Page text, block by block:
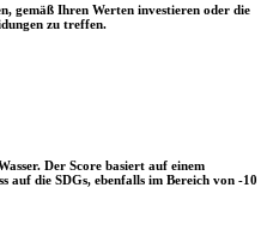
gemäß Ihren Werten investieren oder die
zu treffen.
Der Score basiert auf einem
auf die SDGs, ebenfalls im Bereich von -10